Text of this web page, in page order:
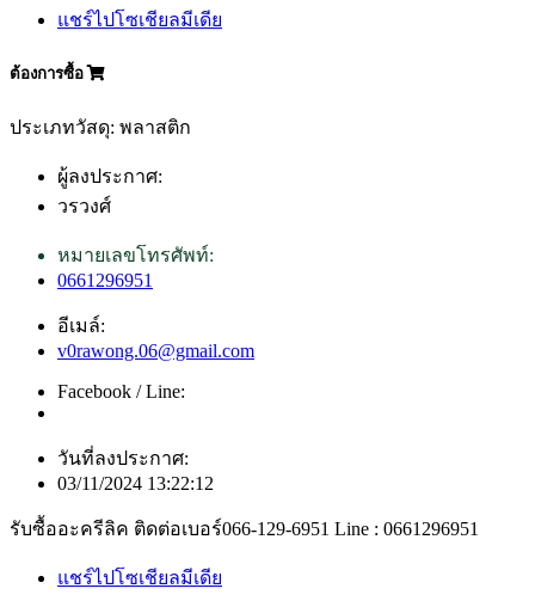
แชร์ไปโซเชียลมีเดีย
ต้องการซื้อ
ประเภทวัสดุ: พลาสติก
ผู้ลงประกาศ:
วรวงศ์
หมายเลขโทรศัพท์:
0661296951
อีเมล์:
v0rawong.06@gmail.com
Facebook / Line:
วันที่ลงประกาศ:
03/11/2024 13:22:12
รับซื้ออะครีลิค ติดต่อเบอร์066-129-6951 Line : 0661296951
แชร์ไปโซเชียลมีเดีย